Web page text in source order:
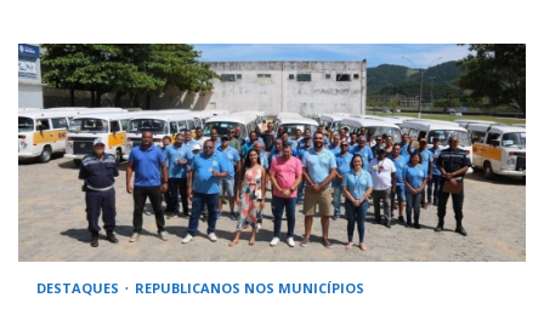
DESTAQUES REPUBLICANOS NOS MUNICÍPIOS